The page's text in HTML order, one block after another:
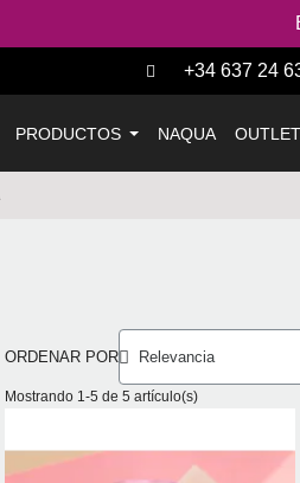
+34 637 24
PRODUCTOS NAQUA OUTLET
ORDENAR POR
Mostrando 1-5 de 5 artículo(s)